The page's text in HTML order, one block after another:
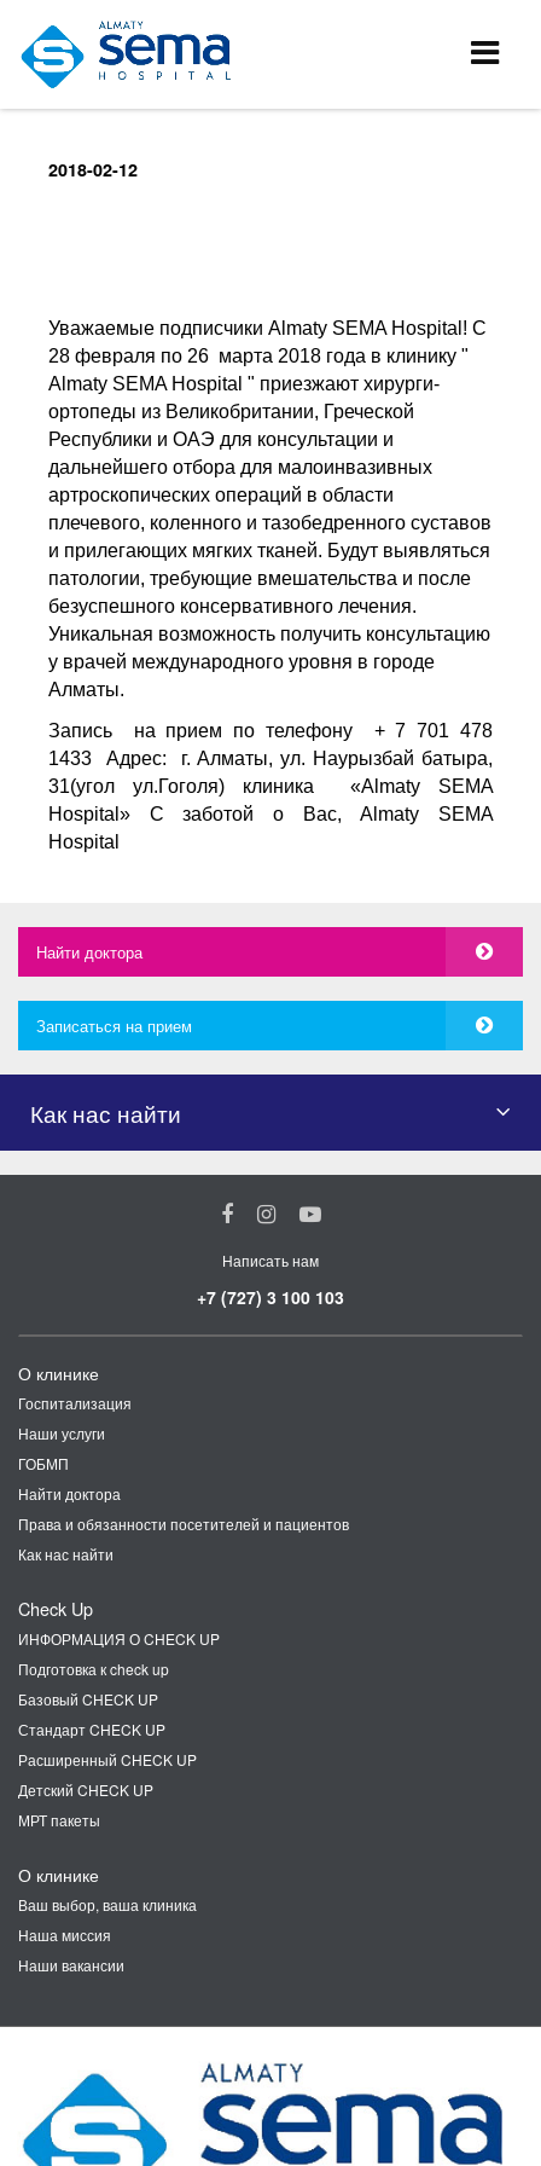
2018-02-12
Уважаемые подписчики Almaty SEMA Hospital ! С
28 февраля по 26 марта 2018 года в клинику "
Almaty SEMA Hospital " приезжают хирурги-
ортопеды из Великобритании, Греческой
Республики и ОАЭ для консультации и
дальнейшего отбора для малоинвазивных
артроскопических операций в области
плечевого, коленного и тазобедренного суставов
и прилегающих мягких тканей. Будут выявляться
патологии, требующие вмешательства и после
безуспешного консервативного лечения.
Уникальная возможность получить консультацию
у врачей международного уровня в городе
Алматы.
Запись на прием по телефону + 7 701 478
1433
Адрес: г. Алматы, ул. Наурызбай батыра,
31(угол ул.Гоголя) клиника «Almaty
SEMA
Hospital » C заботой о Вас,Almaty
SEMA
Hospital
Найти доктора
Записаться на прием
Как нас найти
Написать нам
+7 (727) 3 100 103
О клинике
Госпитализация
Наши услуги
ГОБМП
Найти доктора
Права и обязанности посетителей и пациентов
Как нас найти
Check Up
ИНФОРМАЦИЯ О CHECK UP
Подготовка к check up
Базовый CHECK UP
Стандарт CHECK UP
Расширенный CHECK UP
Детский CHECK UP
МРТ пакеты
О клинике
Ваш выбор, ваша клиника
Наша миссия
Наши вакансии